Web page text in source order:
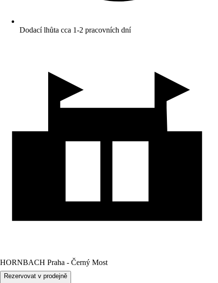
Dodací lhůta cca 1-2 pracovních dní
HORNBACH Praha - Černý Most
Rezervovat v prodejně